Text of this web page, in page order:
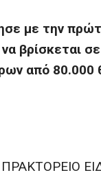
με την
βρίσκεται
από
ΠΡΑΚΤΟΡΕΙΟ